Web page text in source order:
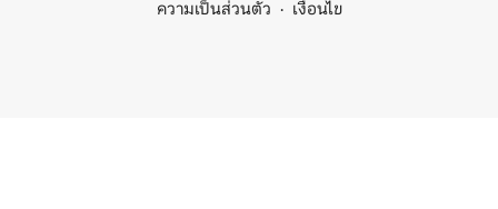
ความเป็นส่วนตัว
เงื่อนไข